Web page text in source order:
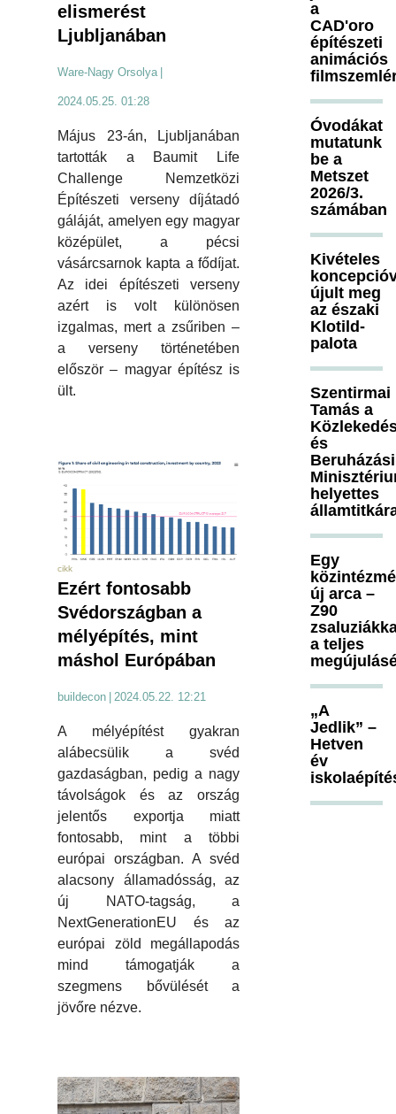
elismerést
Ljubljanában
Ware-Nagy Orsolya
2024.05.25. 01:28
Május 23-án, Ljubljanában
tartották a Baumit Life
Challenge Nemzetközi
Építészeti verseny díjátadó
gáláját, amelyen egy magyar
középület, a pécsi
vásárcsarnok kapta a fődíjat.
Az idei építészeti verseny
azért is volt különösen
izgalmas, mert a zsűriben –
a verseny történetében
először – magyar építész is
ült.
cikk
Ezért fontosabb
Svédországban a
mélyépítés, mint
máshol Európában
buildecon 2024.05.22. 12:21
A mélyépítést gyakran
alábecsülik a svéd
gazdaságban, pedig a nagy
távolságok és az ország
jelentős exportja miatt
fontosabb, mint a többi
európai országban. A svéd
alacsony államadósság, az
új NATO-tagság, a
NextGenerationEU és az
európai zöld megállapodás
mind támogatják a
szegmens bővülését a
jövőre nézve.
a
CAD'oro
építészeti
animációs
Óvodákat
mutatunk
be a
Metszet
2026/3.
számában
Kivételes
újult meg
az északi
Klotild-
palota
Szentirmai
Tamás a
és
Beruházási
helyettes
Egy
új arca –
Z90
a teljes
„A
Jedlik” –
Hetven
év